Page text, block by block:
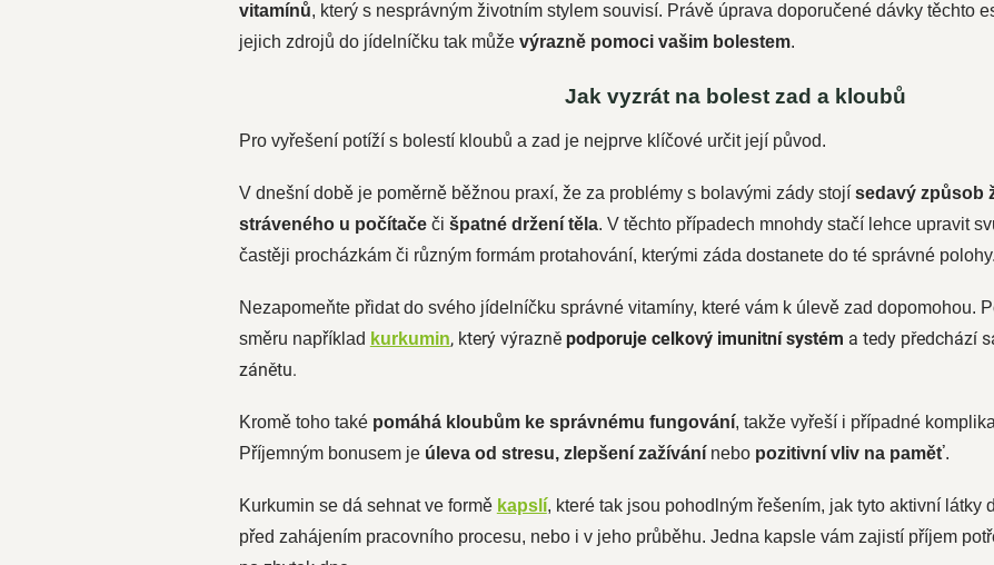
vitamínů, který s nesprávným životním stylem souvisí. Právě úprava doporučené dávky těchto
jejich zdrojů do jídelníčku tak může výrazně pomoci vašim bolestem.
Jak vyzrát na bolest zad a kloubů
Pro vyřešení potíží s bolestí kloubů a zad je nejprve klíčové určit její původ.
V dnešní době je poměrně běžnou praxí, že za problémy s bolavými zády stojí sedavý způsob
stráveného u počítačeči špatné držení těla. V těchto případech mnohdy stačí lehce upravit
častěji procházkám či různým formám protahování, kterými záda dostanete do té správné polohy.
Nezapomeňte přidat do svého jídelníčku správné vitamíny, které vám k úlevě zad dopomohou.
směru například kurkumin, který výrazně podporuje celkový imunitní systém a tedy předchází
zánětu.
Kromě toho také pomáhá kloubům ke správnému fungování, takže vyřeší i případné
Příjemným bonusem je úleva od stresu, zlepšení zažívání nebopozitivní vliv na paměť.
Kurkumin se dá sehnat ve formě kapslí, které tak jsou pohodlným řešením, jak tyto aktivní látky
před zahájením pracovního procesu, nebo i v jeho průběhu. Jedna kapsle vám zajistí příjem